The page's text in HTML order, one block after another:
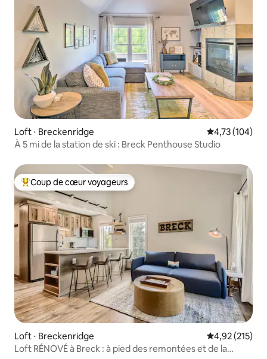
Loft ⋅ Breckenridge Évaluation
4,73 (104)
À 5 mi de la station de ski : Breck Penthouse Studio
Coups de cœur voyageurs les plus appréciés
Coup de cœur voyageurs
Loft ⋅ Breckenridge Évaluation
4,92 (215)
Loft RÉNOVÉ à Breck : à pied des remontées et de la